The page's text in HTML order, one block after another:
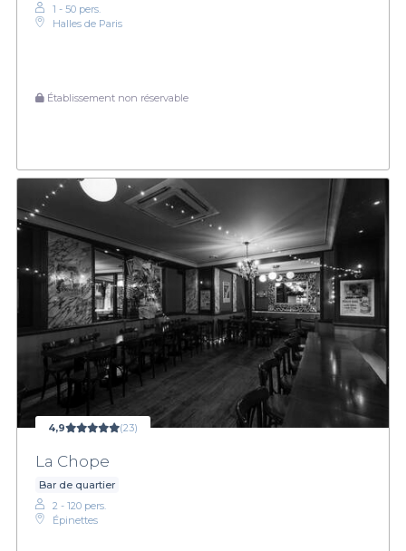
1 - 50 pers.
Halles de Paris
Établissement non réservable
4,9 (23)
La Chope
Bar de quartier
2 - 120 pers.
Épinettes